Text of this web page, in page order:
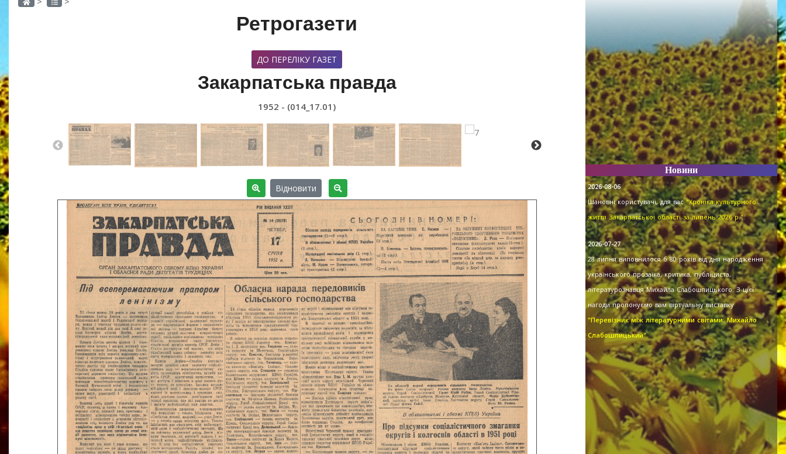
Ретрогазети
ДО ПЕРЕЛІКУ ГАЗЕТ
Закарпатська правда
1952 - (014_17.01)
Відновити
Новини
2026-08-06
Шановні користувачі, для вас"Хроніка культурного
життя Закарпатської області за липень 2026 р.".
2026-07-27
28 липня виповнилося б 80 років від дня народження
українського прозаїка, критика, публіциста,
літературознавця Михайла Слабошпицького. З цієї
нагоди пропонуємо вам віртуальну виставку
"Перевізник між літературними світами: Михайло
Слабошпицький".